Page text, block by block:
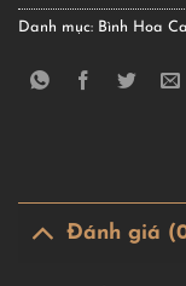
Danh mục: Bình Hoa
Đánh giá